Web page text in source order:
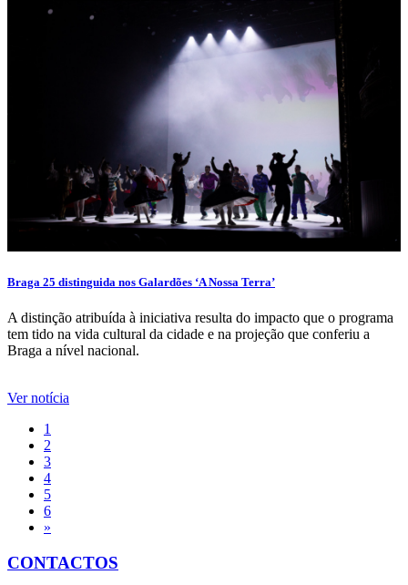
Braga 25 distinguida nos Galardões ‘A Nossa Terra’
A distinção atribuída à iniciativa resulta do impacto que o programa
tem tido na vida cultural da cidade e na projeção que conferiu a
Braga a nível nacional.
Ver notícia
1
2
3
4
5
6
»
CONTACTOS